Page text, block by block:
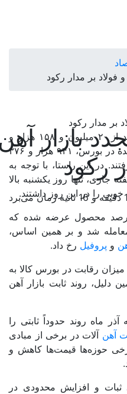
فولاد بر مدار رکود
بازار
رکود
نشان می‌دهد از ۲ میلیون و ۱۵۸ هزار و
۳۹۵ تن محصول فولادی عرضه‌شده در بورس، ۹۴۱ هزار و ۳۷۶
رفتند. در این راستا، با توجه به
جاری، تنها روز یکشنبه بالا
خوبی را در این روز داشتند.
۱۲ آذر ماه حدود ۹۳ درصد محصول عرضه شده که
شد و بر همین اساس،
و پروفیل رخ داد.
رقابت در بورس کالا به
همین دلیل، روند ثابت بازار آهن
ماه روند حدوداً ثابتی را
آهن آلات در برخی از مبادی
حوزه‌ها قیمت‌ها کاهش و
و افزایش محدودی در